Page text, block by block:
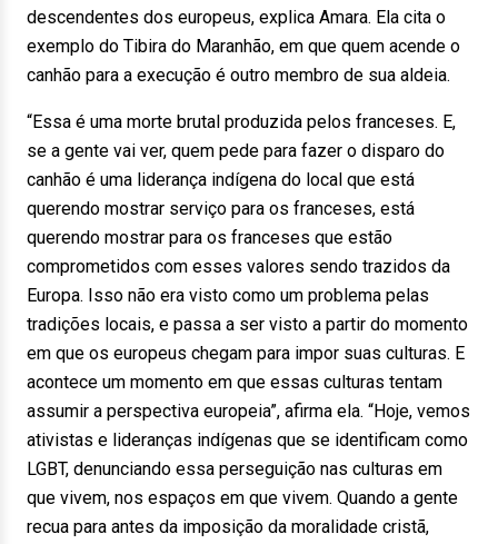
descendentes dos europeus, explica Amara. Ela cita o
exemplo do Tibira do Maranhão, em que quem acende o
canhão para a execução é outro membro de sua aldeia.
“Essa é uma morte brutal produzida pelos franceses. E,
se a gente vai ver, quem pede para fazer o disparo do
canhão é uma liderança indígena do local que está
querendo mostrar serviço para os franceses, está
querendo mostrar para os franceses que estão
comprometidos com esses valores sendo trazidos da
Europa. Isso não era visto como um problema pelas
tradições locais, e passa a ser visto a partir do momento
em que os europeus chegam para impor suas culturas. E
acontece um momento em que essas culturas tentam
assumir a perspectiva europeia”, afirma ela. “Hoje, vemos
ativistas e lideranças indígenas que se identificam como
LGBT, denunciando essa perseguição nas culturas em
que vivem, nos espaços em que vivem. Quando a gente
recua para antes da imposição da moralidade cristã,